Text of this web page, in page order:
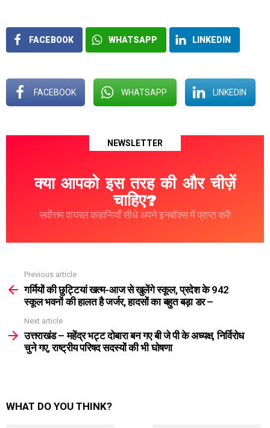
FACEBOOK WHATSAPP LINKEDIN
FACEBOOK WHATSAPP LINKEDIN
NEWSLETTER
क्या आपको इस तरह की और चीज़ें
चाहिए?
सर्वोत्तम वायरल कहानियाँ सीधे अपने इनबॉक्स में प्राप्त करें!
more
Previous article
गर्मियों की छुट्टियां खत्म-आज से खुलेंगे स्कूल, प्रदेश के 942
स्कूल भवनों की हालत है जर्जर, हादसों का बहुत बड़ा डर –
Next article
उत्तराखंड – महेंद्र भट्ट दोबारा बन गए बी जे पी के अध्यक्ष, निर्विरोध
चुने गए, राष्ट्रीय परिषद सदस्यों की भी घोषणा
WHAT DO YOU THINK?